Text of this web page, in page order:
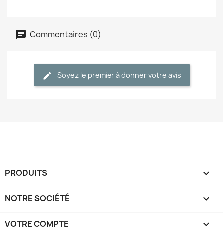
Commentaires (0)
Soyez le premier à donner votre avis
PRODUITS 
NOTRE SOCIÉTÉ 
VOTRE COMPTE 